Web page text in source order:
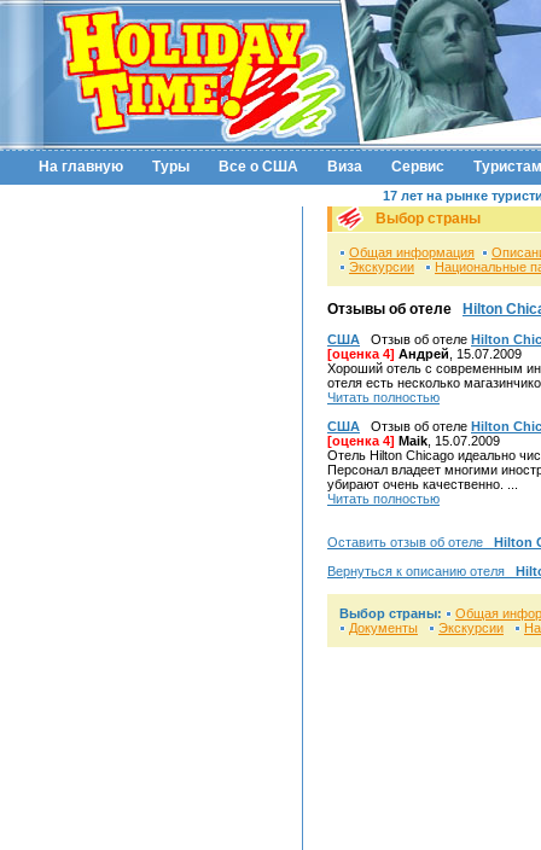
На главную Туры Все о США Виза Сервис Туристам
17 лет на рынке
Выбор страны
Общая информация
Экскурсии
Национальные
Отзывы об отеле Hilton
США Отзыв об отеле Hilton
[оценка 4] Андрей , 15.07.2009
Хороший отель с современным
отеля есть несколько
Читать полностью
США Отзыв об отеле Hilton
[оценка 4] Maik , 15.07.2009
Отель Hilton Chicago идеально
Персонал владеет многими
убирают очень качественно. ...
Читать полностью
Оставить отзыв об отеле Hilton
Вернуться к описанию отеля
Выбор страны:
Общая
Документы
Экскурсии